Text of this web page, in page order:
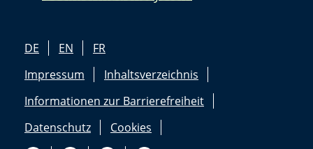
DE EN
FR
Impressum
Inhaltsverzeichnis
Informationen zur Barrierefreiheit
Datenschutz
Cookies